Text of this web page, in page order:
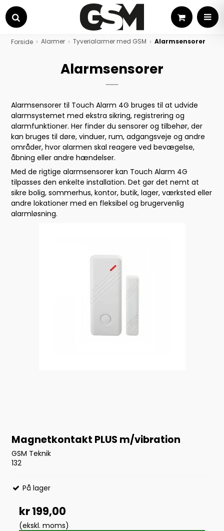
Søg
Kurv
Forside Alarmer Tyverialarmer med GSM Alarmsensorer
Alarmsensorer
Alarmsensorer til Touch Alarm 4G bruges til at udvide
alarmsystemet med ekstra sikring, registrering og
alarmfunktioner. Her finder du sensorer og tilbehør, der
kan bruges til døre, vinduer, rum, adgangsveje og andre
områder, hvor alarmen skal reagere ved bevægelse,
åbning eller andre hændelser.
Med de rigtige alarmsensorer kan Touch Alarm 4G
tilpasses den enkelte installation. Det gør det nemt at
sikre bolig, sommerhus, kontor, butik, lager, værksted eller
andre lokationer med en fleksibel og brugervenlig
alarmløsning.
Magnetkontakt PLUS m/vibration
GSM Teknik
132
På lager
kr 199,00
(ekskl. moms)